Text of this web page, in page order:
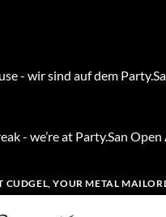
- wir sind auf dem
- we’re at Party.San
CUDGEL, YOUR METAL